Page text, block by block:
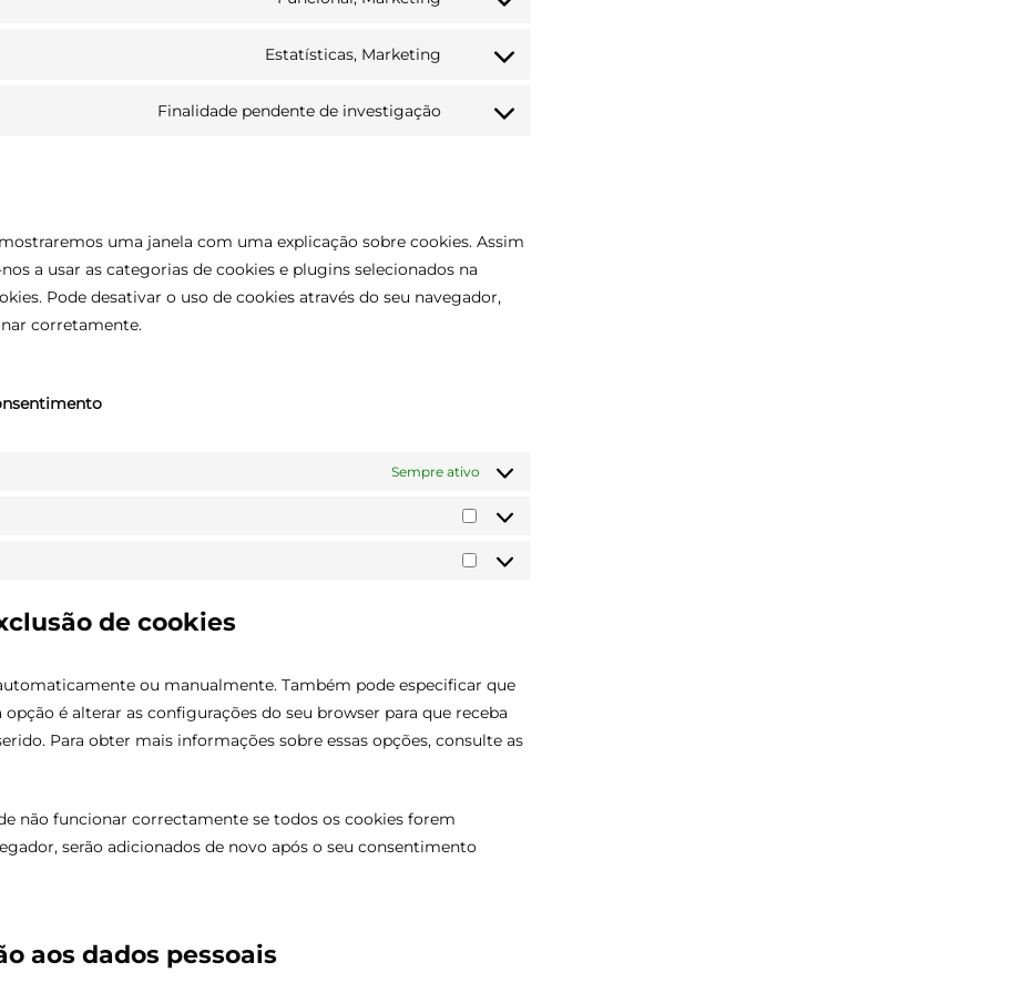
adsense
service
Consent
service
recaptcha
Estatísticas, Marketing
Consent
service
Finalidade pendente de investigação
Consent
uma janela com uma explicação sobre cookies. Assim
a usar as categorias de cookies e plugins selecionados na
Pode desativar o uso de cookies através do seu navegador,
corretamente.
Sempre ativo
Estatísticas
Marketing
de cookies
ou manualmente. Também pode especificar que
é alterar as configurações do seu browser para que receba
Para obter mais informações sobre essas opções, consulte as
não funcionar correctamente se todos os cookies forem
serão adicionados de novo após o seu consentimento
aos dados pessoais